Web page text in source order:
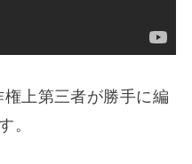
上第三者が勝手に編
。